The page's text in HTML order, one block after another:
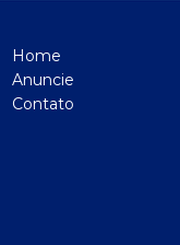
Home
Anuncie
Contato